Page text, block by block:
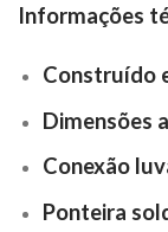
Informações
Construído
Dimensões
Conexão
Ponteira